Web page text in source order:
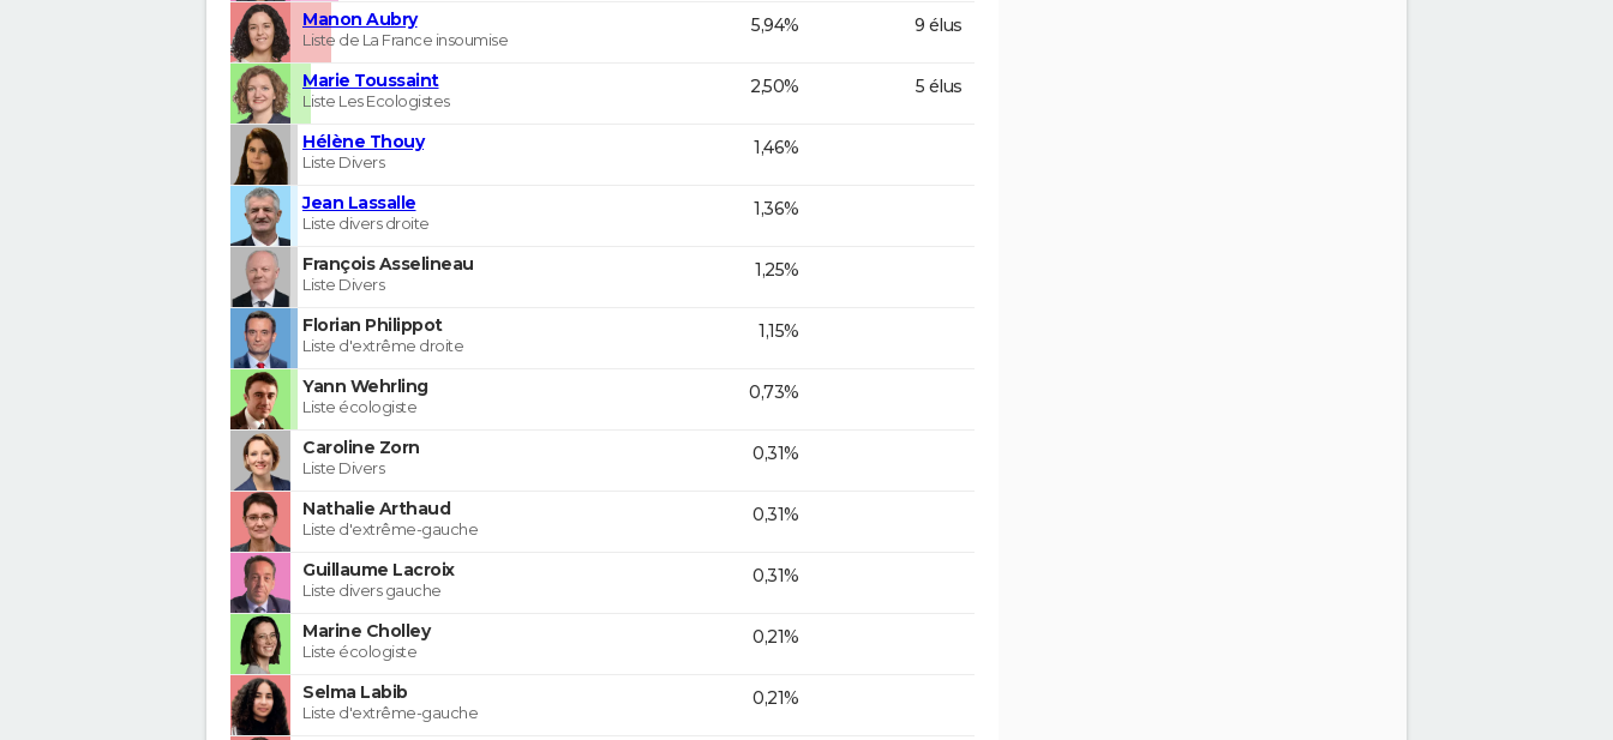
Manon Aubry
Liste de La France insoumise
5,94% 9 élus
Marie Toussaint
Liste Les Ecologistes
2,50% 5 élus
Hélène Thouy
Liste Divers
1,46%
Jean Lassalle
Liste divers droite
1,36%
François Asselineau
Liste Divers
1,25%
Florian Philippot
Liste d'extrême droite
1,15%
Yann Wehrling
Liste écologiste
0,73%
Caroline Zorn
Liste Divers
0,31%
Nathalie Arthaud
Liste d'extrême-gauche
0,31%
Guillaume Lacroix
Liste divers gauche
0,31%
Marine Cholley
Liste écologiste
0,21%
Selma Labib
Liste d'extrême-gauche
0,21%